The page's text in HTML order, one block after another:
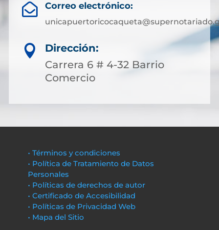
 Correo electrónico:

Dirección:
Carrera 6 # 4-32 Barrio
Comercio
• Términos y condiciones
• Política de Tratamiento de Datos
Personales
• Políticas de derechos de autor
• Certificado de Accesibilidad
• Políticas de Privacidad Web
• Mapa del Sitio